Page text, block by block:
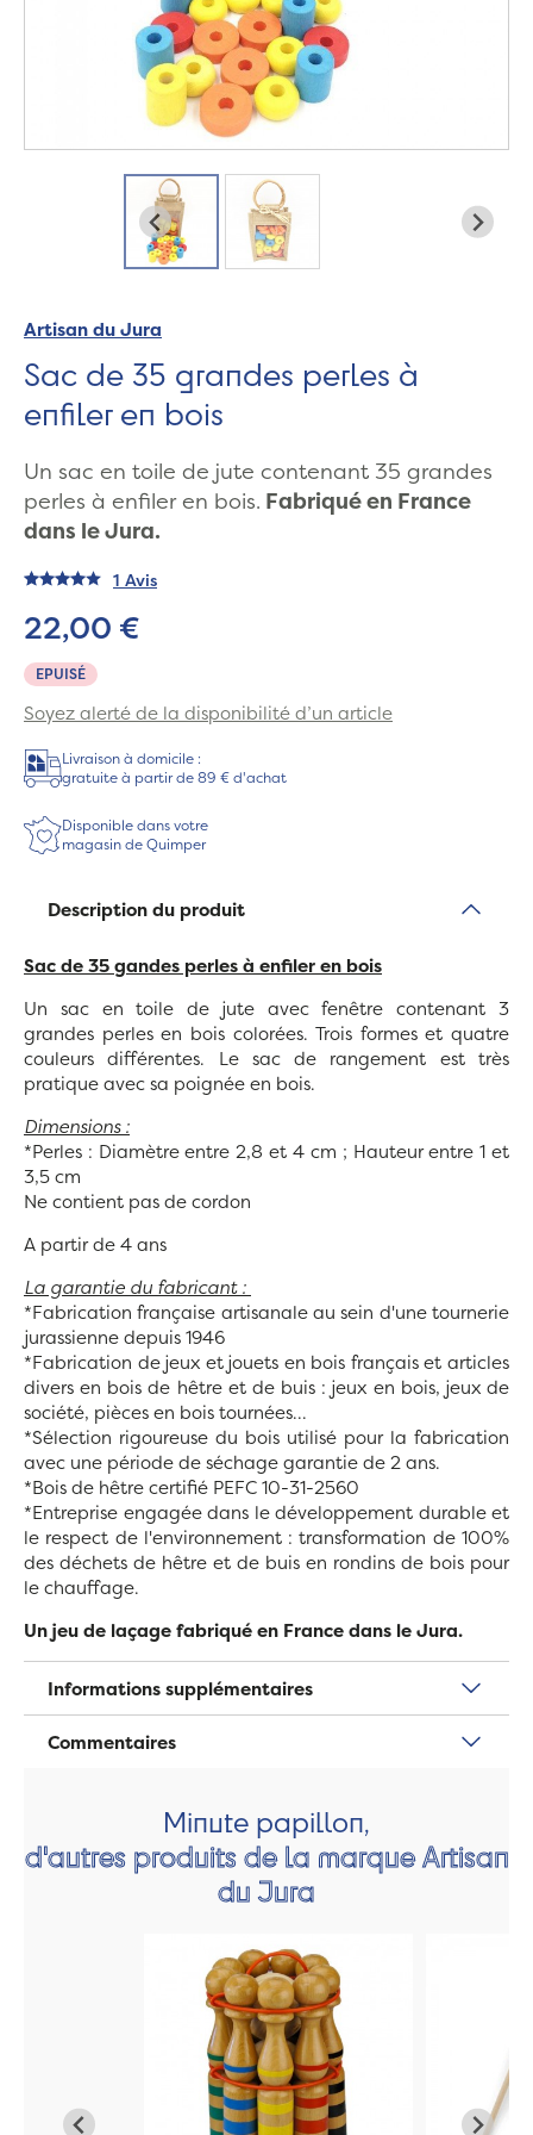
Artisan du Jura
Sac de 35 grandes perles à
enfiler en bois
Un sac en toile de jute contenant 35 grandes
perles à enfiler en bois. Fabriqué en France
dans le Jura.
1 Avis
EPUISÉ
22,00 €
Soyez alerté de la disponibilité d’un article
Livraison à domicile :
gratuite à partir de 89 € d'achat
Disponible dans votre
magasin de Quimper
Description du produit
Sac de 35 gandes perles à enfiler en bois
Un sac en toile de jute avec fenêtre contenant 3
grandes perles en bois colorées. Trois formes et quatre
couleurs différentes. Le sac de rangement est très
pratique avec sa poignée en bois.
Dimensions :
*Perles : Diamètre entre 2,8 et 4 cm ; Hauteur entre 1 et
3,5 cm
Ne contient pas de cordon
A partir de 4 ans
La garantie du fabricant :
*Fabrication française artisanale au sein d'une tournerie
jurassienne depuis 1946
*Fabrication de jeux et jouets en bois français et articles
divers en bois de hêtre et de buis : jeux en bois, jeux de
société, pièces en bois tournées...
*Sélection rigoureuse du bois utilisé pour la fabrication
avec une période de séchage garantie de 2 ans.
*Bois de hêtre certifié PEFC 10-31-2560
*Entreprise engagée dans le développement durable et
le respect de l'environnement : transformation de 100%
des déchets de hêtre et de buis en rondins de bois pour
le chauffage.
Un jeu de laçage fabriqué en France dans le Jura.
Informations supplémentaires
Commentaires
Minute papillon,
d'autres produits de la marque Artisan
du Jura